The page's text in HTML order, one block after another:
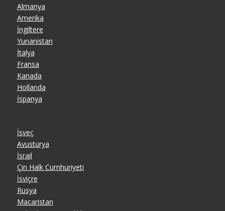
Almanya
Amerika
İngiltere
Yunanistan
İtalya
Fransa
Kanada
Hollanda
İspanya
İsveç
Avusturya
İsrail
Çin Halk Cumhuriyeti
İsviçre
Rusya
Macaristan